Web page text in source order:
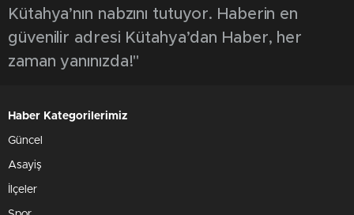
Kütahya’nın nabzını tutuyor. Haberin en
güvenilir adresi Kütahya’dan Haber, her
zaman yanınızda!"
Haber Kategorilerimiz
Güncel
Asayiş
İlçeler